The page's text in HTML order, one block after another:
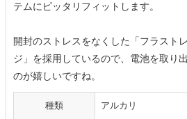
テムにピッタリフィットします。
開封のストレスをなくした「フラスト
ジ」を採用しているので、電池を取り
のが嬉しいですね。
種類 アルカリ